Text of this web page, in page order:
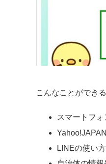
こんなことができ
スマートフ
LINEの使い